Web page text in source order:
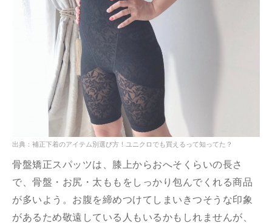
出典：補正下着のアイテム別選び方！ユニクロでも買えるって知ってた？
骨盤矯正スパッツは、膝上からおへそくらいの長さ
で、骨盤・お尻・太ももをしっかり包んでくれる商品
が多いよう。お腹を締めつけてしまいきつそうな印象
があるため敬遠している人もいるかもしれませんが、